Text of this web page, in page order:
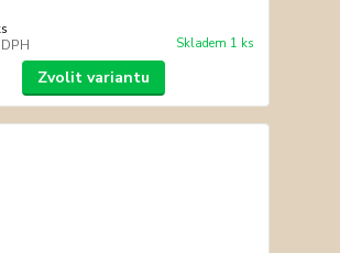
Skladem 1 ks
Zvolit variantu